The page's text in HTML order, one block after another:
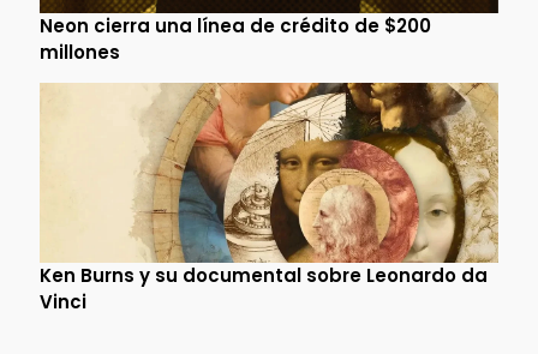
Neon cierra una línea de crédito de $200
millones
Ken Burns y su documental sobre Leonardo da
Vinci